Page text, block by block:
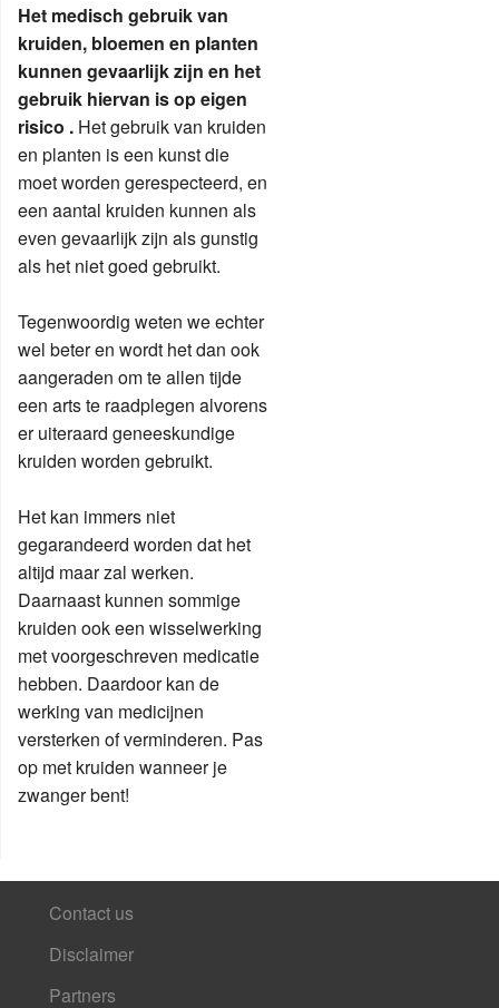
Het medisch gebruik van
kruiden, bloemen en planten
kunnen gevaarlijk zijn en het
gebruik hiervan is op eigen
risico . Het gebruik van kruiden
en planten is een kunst die
moet worden gerespecteerd, en
een aantal kruiden kunnen als
even gevaarlijk zijn als gunstig
als het niet goed gebruikt.
Tegenwoordig weten we echter
wel beter en wordt het dan ook
aangeraden om te allen tijde
een arts te raadplegen alvorens
er uiteraard geneeskundige
kruiden worden gebruikt.
Het kan immers niet
gegarandeerd worden dat het
altijd maar zal werken.
Daarnaast kunnen sommige
kruiden ook een wisselwerking
met voorgeschreven medicatie
hebben. Daardoor kan de
werking van medicijnen
versterken of verminderen. Pas
op met kruiden wanneer je
zwanger bent!
Contact us
Disclaimer
Partners